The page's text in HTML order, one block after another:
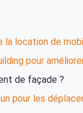
la location de
pour
de façade ?
pour les